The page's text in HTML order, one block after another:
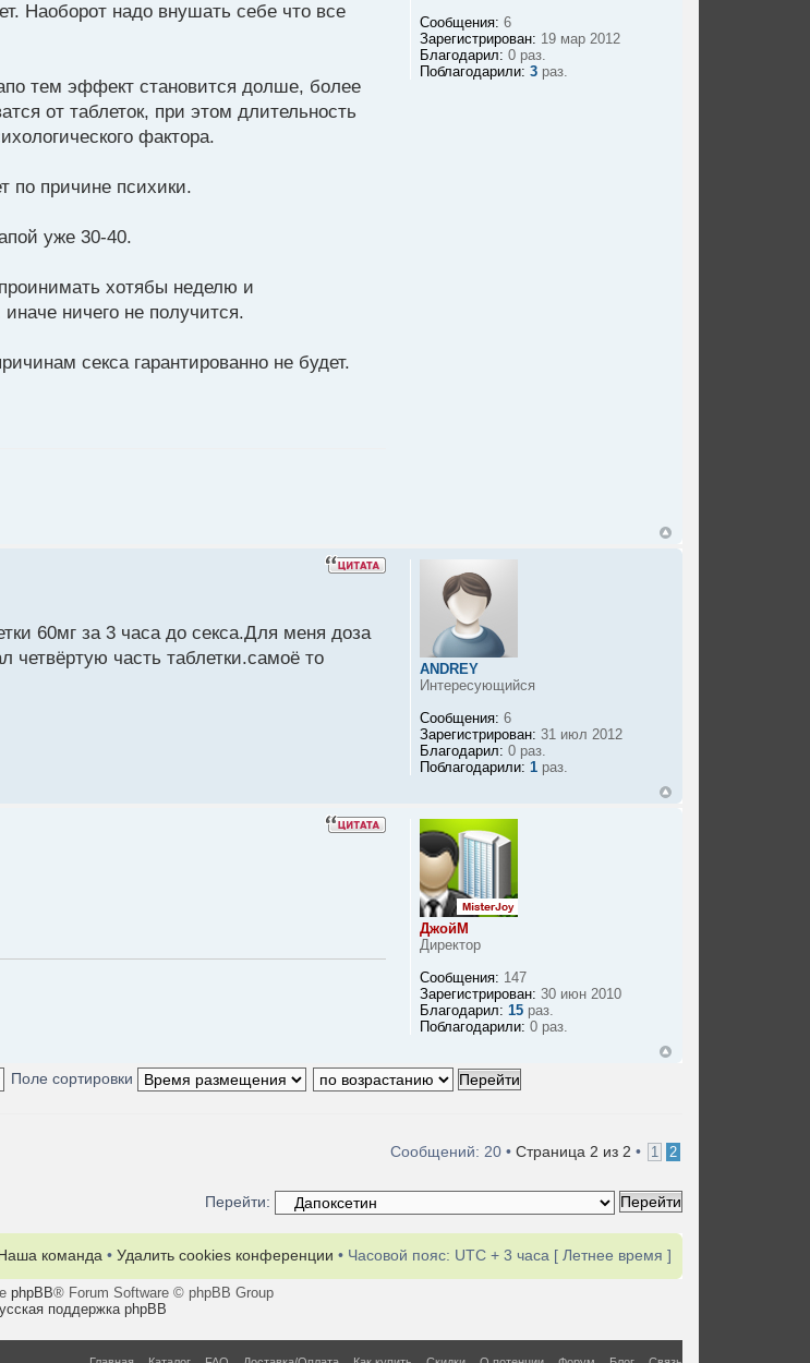
Наоборот надо внушать себе что все
тем эффект становится долше, более
от таблеток, при этом длительность
фактора.
по причине психики.
уже 30-40.
хотябы неделю и
ничего не получится.
секса гарантированно не будет.
Сообщения: 6
Зарегистрирован: 19 мар 2012
Благодарил: 0 раз.
Поблагодарили: 3 раз.
60мг за 3 часа до секса.Для меня доза
четвёртую часть таблетки.самоё то
ANDREY
Интересующийся
Сообщения: 6
Зарегистрирован: 31 июл 2012
Благодарил: 0 раз.
Поблагодарили: 1 раз.
ДжойМ
Директор
Сообщения: 147
Зарегистрирован: 30 июн 2010
Благодарил: 15 раз.
Поблагодарили: 0 раз.
Поле сортировки
Сообщений: 20 • Страница 2 из 2 • 1 2
Перейти:
команда • Удалить cookies конференции • Часовой пояс: UTC + 3 часа [ Летнее время ]
phpBB® Forum Software © phpBB Group
поддержка phpBB